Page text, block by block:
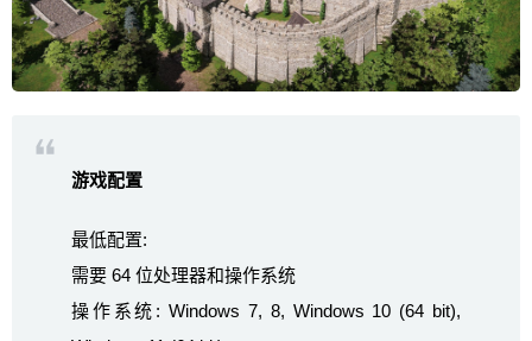
游戏配置
最低配置:
需要 64 位处理器和操作系统
操作系统: Windows 7, 8, Windows 10 (64 bit),